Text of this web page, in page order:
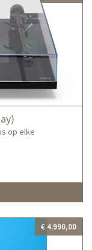
op elke
€ 4.990,00